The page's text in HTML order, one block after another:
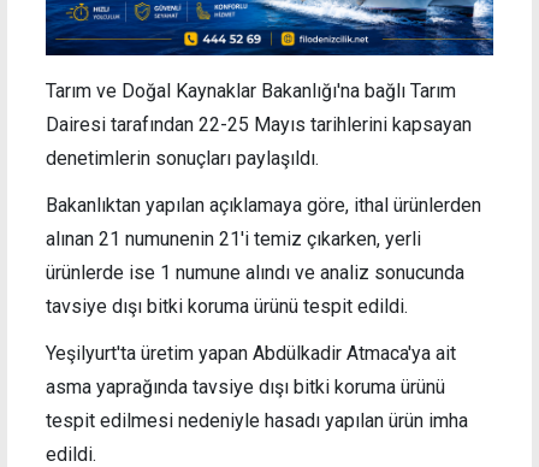
Tarım ve Doğal Kaynaklar Bakanlığı'na bağlı Tarım
Dairesi tarafından 22-25 Mayıs tarihlerini kapsayan
denetimlerin sonuçları paylaşıldı.
Bakanlıktan yapılan açıklamaya göre, ithal ürünlerden
alınan 21 numunenin 21'i temiz çıkarken, yerli
ürünlerde ise 1 numune alındı ve analiz sonucunda
tavsiye dışı bitki koruma ürünü tespit edildi.
Yeşilyurt'ta üretim yapan Abdülkadir Atmaca'ya ait
asma yaprağında tavsiye dışı bitki koruma ürünü
tespit edilmesi nedeniyle hasadı yapılan ürün imha
edildi.